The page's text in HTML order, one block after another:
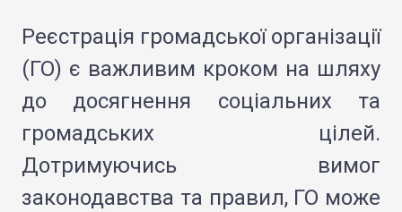
Реєстрація громадської організації
(ГО) є важливим кроком на шляху
до досягнення соціальних та
громадських цілей.
Дотримуючись вимог
законодавства та правил, ГО може